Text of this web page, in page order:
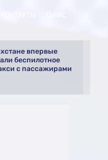
впервые
беспилотное
с пассажирами